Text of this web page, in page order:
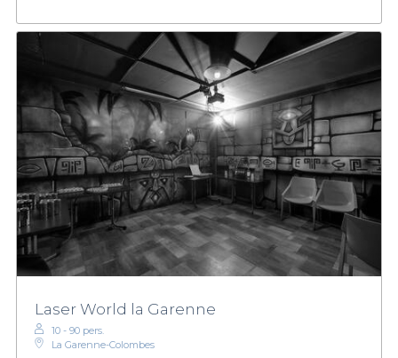
Laser World la Garenne
10 - 90 pers.
La Garenne-Colombes